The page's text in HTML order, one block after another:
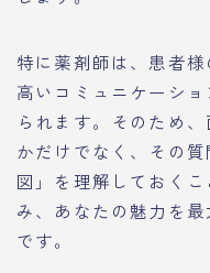
特に薬剤師は、患者様
高いコミュニケーシ
られます。そのため
かだけでなく、その
図」を理解しておく
み、あなたの魅力を
です。